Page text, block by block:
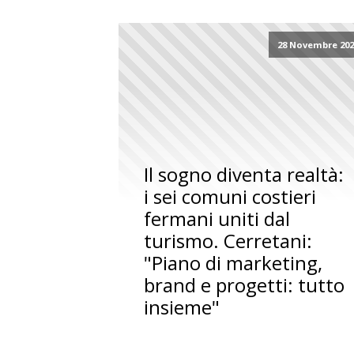
28 Novembre
Il sogno diventa realtà:
i sei comuni costieri
fermani uniti dal
turismo. Cerretani:
"Piano di marketing,
brand e progetti: tutto
insieme"